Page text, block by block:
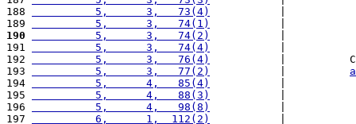
188
          5,      3,   73(4)
189
          5,      3,   74(1)
190
          5,      3,   74(2)
191
          5,      3,   74(4)
192
          5,      3,   76(4)
|
193
          5,      3,   77(2)
194
          5,      4,   85(4)
195
          5,      4,   88(3)
196
          5,      4,   98(8)
197
          6,      1,  112(2)